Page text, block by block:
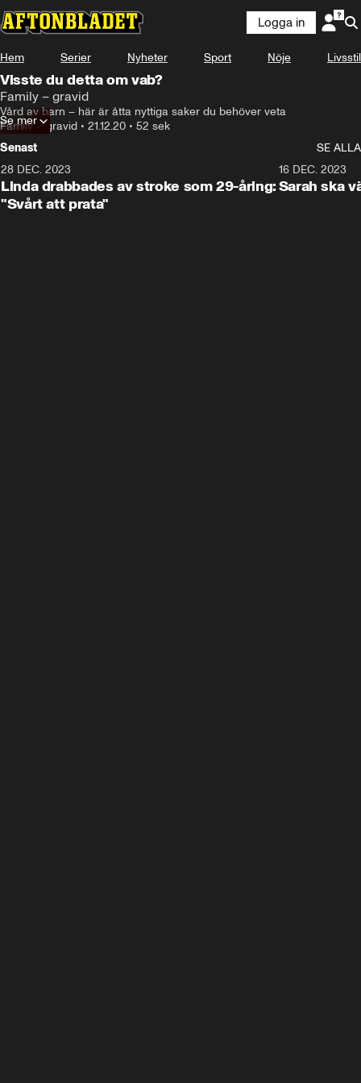
Logga in
Hem Serier Nyheter Sport Nöje Livsstil
Visste du detta om vab?
Family – gravid
Vård av barn – här är åtta nyttiga saker du behöver veta
Family – gravid • 21.12.20 • 52 sek
Se mer
Senast
SE ALLA
28 DEC. 2023
Linda drabbades av stroke som 29-åring:
"Svårt att prata"
16 DEC. 2023
Sarah ska